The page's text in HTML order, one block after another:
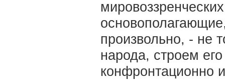
произвольно, - не
народа, строем
конфронтационно